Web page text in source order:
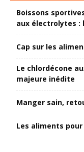
Boissons
aux électrolytes :
Cap sur les
Le chlordécone
majeure inédite
Manger sain,
Les aliments pour